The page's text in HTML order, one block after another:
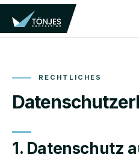
RECHTLICHES
1. Datenschutz